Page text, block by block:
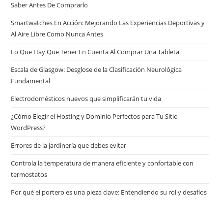
Saber Antes De Comprarlo
Smartwatches En Acción: Mejorando Las Experiencias Deportivas y
Al Aire Libre Como Nunca Antes
Lo Que Hay Que Tener En Cuenta Al Comprar Una Tableta
Escala de Glasgow: Desglose de la Clasificación Neurológica
Fundamental
Electrodomésticos nuevos que simplificarán tu vida
¿Cómo Elegir el Hosting y Dominio Perfectos para Tu Sitio
WordPress?
Errores de la jardinería que debes evitar
Controla la temperatura de manera eficiente y confortable con
termostatos
Por qué el portero es una pieza clave: Entendiendo su rol y desafíos